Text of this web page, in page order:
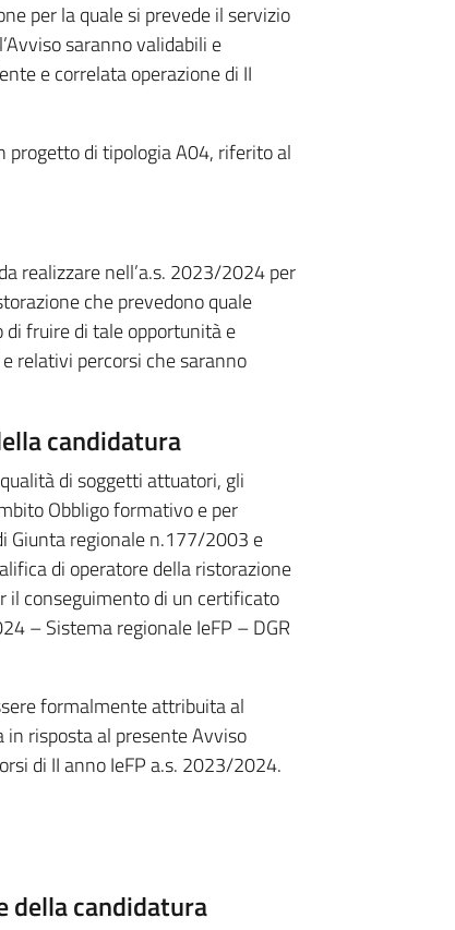
per la quale si prevede il servizio
saranno validabili e
e correlata operazione di II
progetto di tipologia A04, riferito al
realizzare nell’a.s. 2023/2024 per
che prevedono quale
fruire di tale opportunità e
relativi percorsi che saranno
candidatura
di soggetti attuatori, gli
Obbligo formativo e per
Giunta regionale n.177/2003 e
di operatore della ristorazione
il conseguimento di un certificato
– Sistema regionale IeFP – DGR
formalmente attribuita al
in risposta al presente Avviso
di II anno IeFP a.s. 2023/2024.
della candidatura